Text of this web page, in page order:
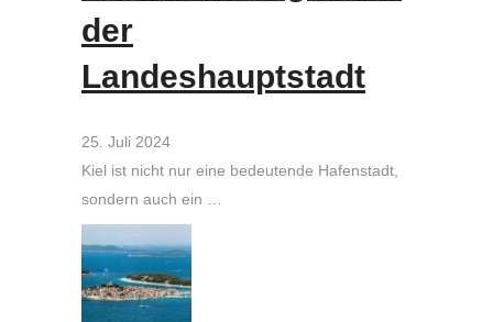
der
Landeshauptstadt
25. Juli 2024
Kiel ist nicht nur eine bedeutende Hafenstadt,
sondern auch ein …